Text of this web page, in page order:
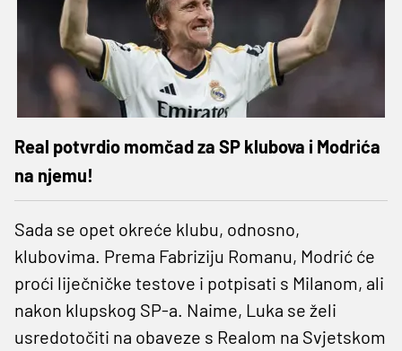
Real potvrdio momčad za SP klubova i Modrića
na njemu!
Sada se opet okreće klubu, odnosno,
klubovima. Prema Fabriziju Romanu, Modrić će
proći liječničke testove i potpisati s Milanom, ali
nakon klupskog SP-a. Naime, Luka se želi
usredotočiti na obaveze s Realom na Svjetskom